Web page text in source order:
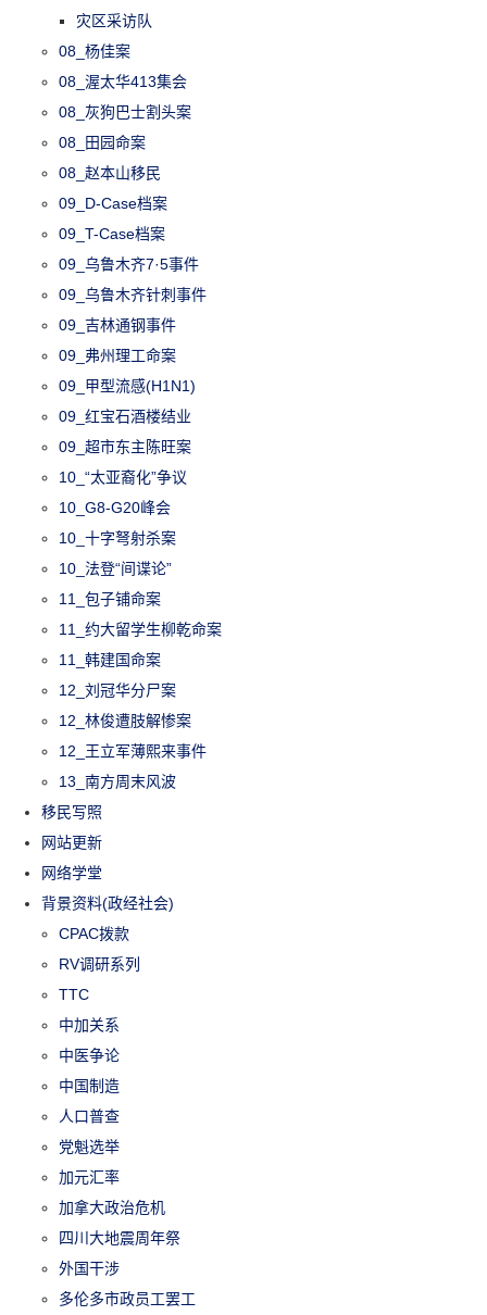
灾区采访队
08_杨佳案
08_渥太华413集会
08_灰狗巴士割头案
08_田园命案
08_赵本山移民
09_D-Case档案
09_T-Case档案
09_乌鲁木齐7·5事件
09_乌鲁木齐针刺事件
09_吉林通钢事件
09_弗州理工命案
09_甲型流感(H1N1)
09_红宝石酒楼结业
09_超市东主陈旺案
10_“太亚裔化”争议
10_G8-G20峰会
10_十字弩射杀案
10_法登“间谍论”
11_包子铺命案
11_约大留学生柳乾命案
11_韩建国命案
12_刘冠华分尸案
12_林俊遭肢解惨案
12_王立军薄熙来事件
13_南方周末风波
移民写照
网站更新
网络学堂
背景资料(政经社会)
CPAC拨款
RV调研系列
TTC
中加关系
中医争论
中国制造
人口普查
党魁选举
加元汇率
加拿大政治危机
四川大地震周年祭
外国干涉
多伦多市政员工罢工